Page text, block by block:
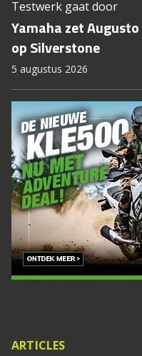
Testwerk gaat door
Yamaha zet
op Silverstone
5 augustus 2026
ARTICLES